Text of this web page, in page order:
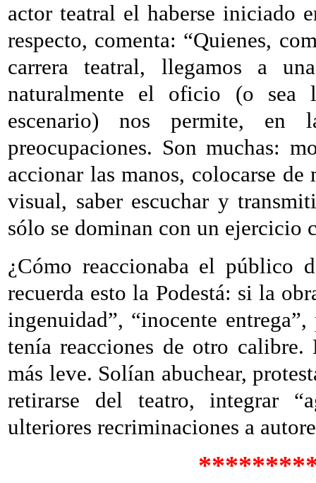
actor teatral el haberse iniciado
respecto, comenta: “Quienes,
carrera teatral, llegamos a
naturalmente el oficio (o sea
escenario) nos permite, en
preocupaciones. Son muchas:
accionar las manos, colocarse
visual, saber escuchar y
sólo se dominan con un ejercicio
¿Cómo reaccionaba el público
recuerda esto la Podestá: si la
ingenuidad”, “inocente
tenía reacciones de otro
más leve. Solían abuchear,
retirarse del teatro, integrar
ulteriores recriminaciones a